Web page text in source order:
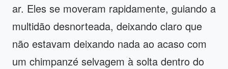
ar. Eles se moveram rapidamente, guiando a
multidão desnorteada, deixando claro que
não estavam deixando nada ao acaso com
um chimpanzé selvagem à solta dentro do